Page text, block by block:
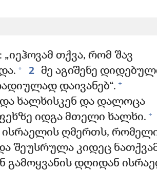
თქვა, რომ შავ
+ 2 მე აგიშენე
დაივანებ“. +
ხალხისკენ და დალოცა
იდგა მთელი ხალხი. +
ისრაელის ღმერთს,
შეუსრულა კიდეც
გამოყვანის დღიდან